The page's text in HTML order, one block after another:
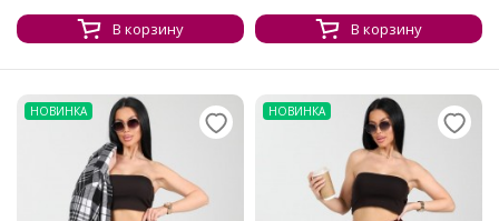
В корзину
В корзину
НОВИНКА НОВИНКА